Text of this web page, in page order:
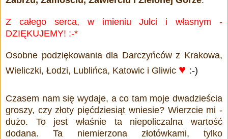
Z całego serca, w imieniu Julci i własnym -
DZIĘKUJEMY! :-*
Osobne podziękowania dla Darczyńców z Krakowa,
Wieliczki, Łodzi, Lublińca, Katowic i Gliwic ♥ :-)
Czasem nam się wydaje, a co tam moje dwadzieścia
groszy, czy złoty pięćdziesiąt wniesie? Wierzcie mi -
dużo. To jest właśnie ta niepoliczalna wartość
dodana. Ta niemierzona złotówkami, tylko